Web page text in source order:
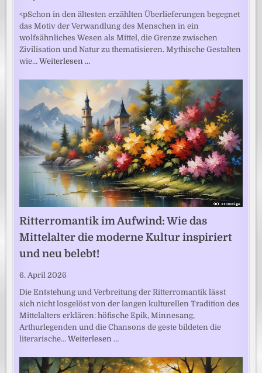
<pSchon in den ältesten erzählten Überlieferungen begegnet
das Motiv der Verwandlung des Menschen in ein
wolfsähnliches Wesen als Mittel, die Grenze zwischen
Zivilisation und Natur zu thematisieren. Mythische Gestalten
wie…Weiterlesen …
Ritterromantik im Aufwind: Wie das
Mittelalter die moderne Kultur inspiriert
und neu belebt!
6. April 2026
Die Entstehung und Verbreitung der Ritterromantik lässt
sich nicht losgelöst von der langen kulturellen Tradition des
Mittelalters erklären: höfische Epik, Minnesang,
Arthurlegenden und die Chansons de geste bildeten die
literarische…Weiterlesen …